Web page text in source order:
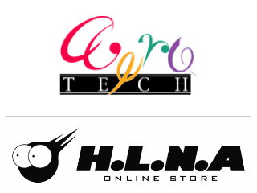
Romisea